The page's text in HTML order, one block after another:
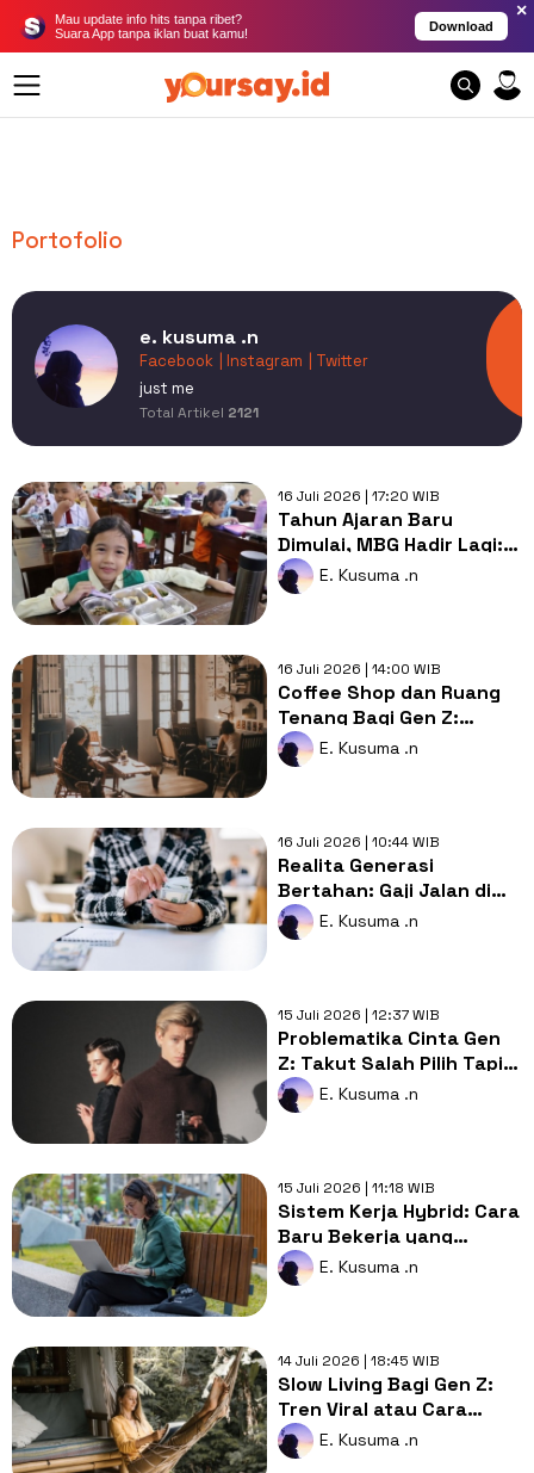
Mau update info hits tanpa ribet?
Suara App tanpa iklan buat kamu!
Download
×
Portofolio
e. kusuma .n
Facebook | Instagram
| Twitter
just me
Total Artikel 2121
16 Juli 2026 | 17:20 WIB
Tahun Ajaran Baru
Dimulai, MBG Hadir Lagi:
Kritik Publik Kembali
Menggema?
E. Kusuma .n
16 Juli 2026 | 14:00 WIB
Coffee Shop dan Ruang
Tenang Bagi Gen Z:
Bukan Lagi Sekadar
Tempat Ngopi
E. Kusuma .n
16 Juli 2026 | 10:44 WIB
Realita Generasi
Bertahan: Gaji Jalan di
Tempat, Kebutuhan Lari
Kencang
E. Kusuma .n
15 Juli 2026 | 12:37 WIB
Problematika Cinta Gen
Z: Takut Salah Pilih Tapi
Juga Tidak Mau Sendirian
E. Kusuma .n
15 Juli 2026 | 11:18 WIB
Sistem Kerja Hybrid: Cara
Baru Bekerja yang
Membuat Hidup Lebih
Seimbang
E. Kusuma .n
14 Juli 2026 | 18:45 WIB
Slow Living Bagi Gen Z:
Tren Viral atau Cara
Bertahan dari Tekanan
Hidup?
E. Kusuma .n